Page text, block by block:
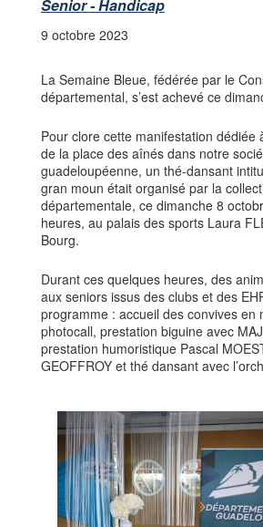
Senior - Handicap
9 octobre 2023
La Semaine Bleue, fédérée par le
départemental, s’est achevé ce
Pour clore cette manifestation dédiée
de la place des aînés dans notre
guadeloupéenne, un thé-dansant
gran moun était organisé par la
départementale, ce dimanche 8
heures, au palais des sports Laura
Bourg.
Durant ces quelques heures, des
aux seniors issus des clubs et des
programme : accueil des convives en
photocall, prestation biguine avec
prestation humoristique Pascal
GEOFFROY et thé dansant avec